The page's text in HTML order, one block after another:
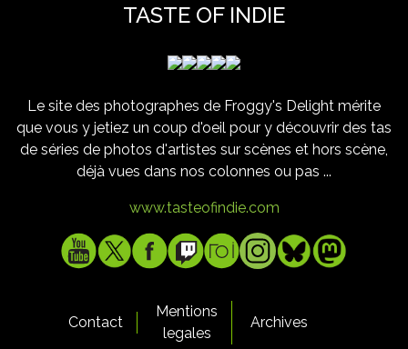
TASTE OF INDIE
Le site des photographes de Froggy's Delight mérite
que vous y jetiez un coup d'oeil pour y découvrir des tas
de séries de photos d'artistes sur scènes et hors scène,
déjà vues dans nos colonnes ou pas ...
www.tasteofindie.com
Contact
Mentions
legales
Archives